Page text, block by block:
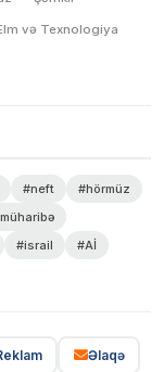
və Texnologiya
#neft
#hörmüz
#israil
#Aİ
Əlaqə